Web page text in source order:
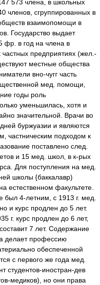
573 члена, в школьных
членов, сгруппированных в
взаимопомощи в
Государство выдает
фр. в год на члена в
предприятиях (жел.-
местные общества
вно-чугг часть
мед. помощи,
годы роль
уменьшилась, хотя и
значительной. Врачи во
буржуазии и являются
частническим подходом к
поставлено след.
и 15 мед. школ, в к-рых
Для поступления на мед.
школы {баккалавр)
естественном факультете.
был 4-летним, с 1913 г. мед.
и курс продлен до 5 лет.
г. курс продлен до 6 лет,
7 лет. Содержание
делает профессию
обеспеченной
с первого же года мед.
студентов-иностран-дев
медиков), но они права